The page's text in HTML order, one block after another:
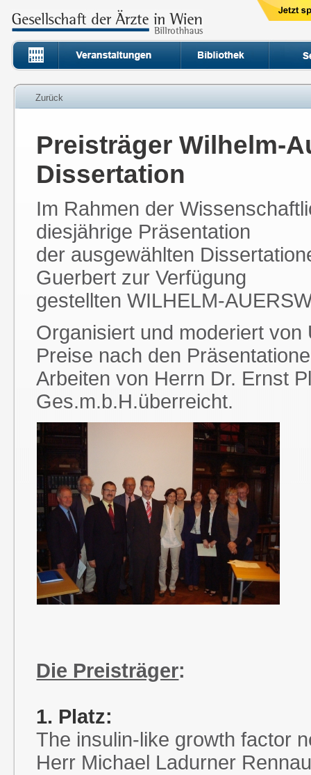
Zurück
Preisträger Wilhelm-
Dissertation
Im Rahmen der
diesjährige Präsentation
der ausgewählten
Guerbert zur Verfügung
gestellten WILHELM-
Organisiert und moderiert
Preise nach den
Arbeiten von Herrn Dr. Ernst
Ges.m.b.H.überreicht.
Die Preisträger:
1. Platz:
The insulin-like growth factor
Herr Michael Ladurner